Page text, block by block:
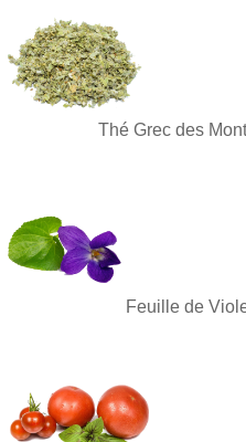
Thé Grec des
Feuille de